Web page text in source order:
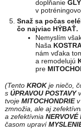
dopĺňanie
v
Snaž sa počas
čo najviac HÝBAŤ.
Nemyslím
Naša
nám vďaka
a remodelujú
pre
(Tento KROKje niečo,
s ÚPRAVOU POSTAVYv
tvoje MITOCHONDRIEv
zmnožia, ale aj
a zefektívnia NERVOVÉ
časom upraví